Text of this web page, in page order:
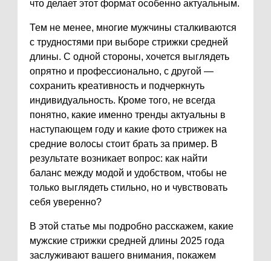
что делает этот формат особенно актуальным.
Тем не менее, многие мужчины сталкиваются
с трудностями при выборе стрижки средней
длины. С одной стороны, хочется выглядеть
опрятно и профессионально, с другой —
сохранить креативность и подчеркнуть
индивидуальность. Кроме того, не всегда
понятно, какие именно тренды актуальны в
наступающем году и какие фото стрижек на
средние волосы стоит брать за пример. В
результате возникает вопрос: как найти
баланс между модой и удобством, чтобы не
только выглядеть стильно, но и чувствовать
себя уверенно?
В этой статье мы подробно расскажем, какие
мужские стрижки средней длины 2025 года
заслуживают вашего внимания, покажем